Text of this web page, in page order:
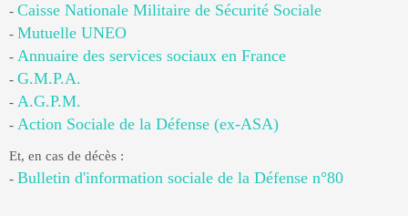
- Caisse Nationale Militaire de Sécurité Sociale
- Mutuelle UNEO
- Annuaire des services sociaux en France
- G.M.P.A.
- A.G.P.M.
- Action Sociale de la Défense (ex-ASA)
Et, en cas de décès :
- Bulletin d'information sociale de la Défense n°80